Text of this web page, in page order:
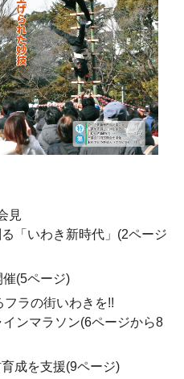
見
「いわき新時代」(2ページ
(5ページ)
ラの街いわきを!!
ンマラソン(6ページから8
成を支援(9ページ)